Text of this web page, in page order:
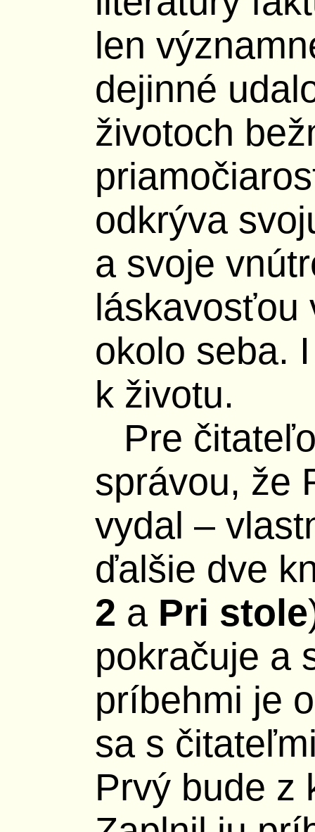
len
dejinné
životoch
odkrýva
a svoje
láskavosťou
okolo seba.
k životu.
Pre
správou, že
vydal –
ďalšie dve
2 a Pri stole
pokračuje a
príbehmi je
sa s
Prvý bude z